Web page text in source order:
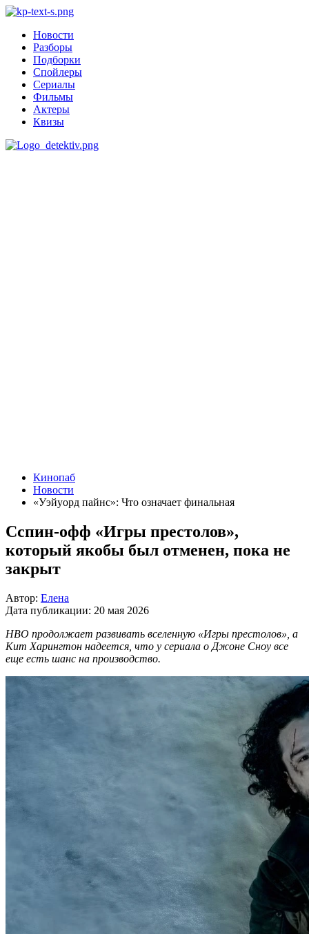
Новости
Разборы
Подборки
Спойлеры
Сериалы
Фильмы
Актеры
Квизы
Кинопаб
Новости
«Уэйуорд пайнс»: Что означает финальная
Сспин-офф «Игры престолов»,
который якобы был отменен, пока не
закрыт
Автор: Елена
Дата публикации: 20 мая 2026
HBO продолжает развивать вселенную «Игры престолов», а
Кит Харингтон надеется, что у сериала о Джоне Сноу все
еще есть шанс на производство.